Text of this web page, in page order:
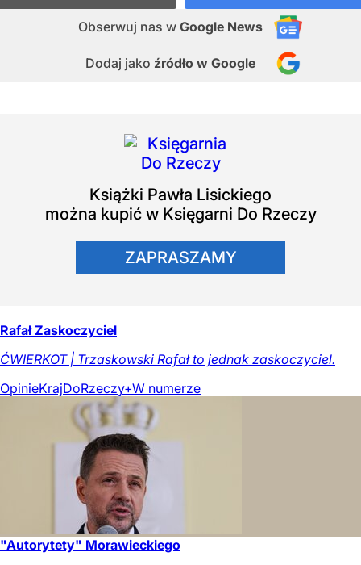
Obserwuj nas w Google News
Dodaj jako źródło w Google
Książki Pawła Lisickiego
można kupić w Księgarni Do Rzeczy
ZAPRASZAMY
Rafał Zaskoczyciel
ĆWIERKOT | Trzaskowski Rafał to jednak zaskoczyciel.
OpinieKrajDoRzeczy+W numerze
"Autorytety" Morawieckiego